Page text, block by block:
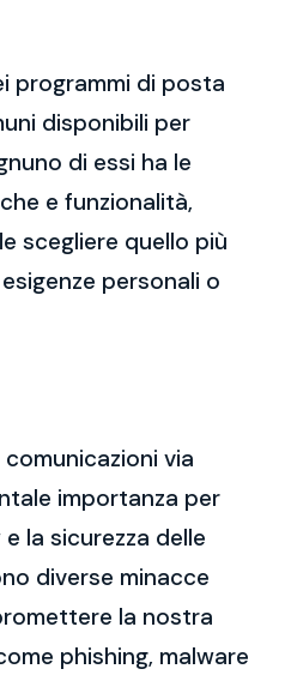
programmi di posta
disponibili per
di essi ha le
e funzionalità,
scegliere quello più
personali o
via
importanza per
la sicurezza delle
diverse minacce
la nostra
phishing, malware